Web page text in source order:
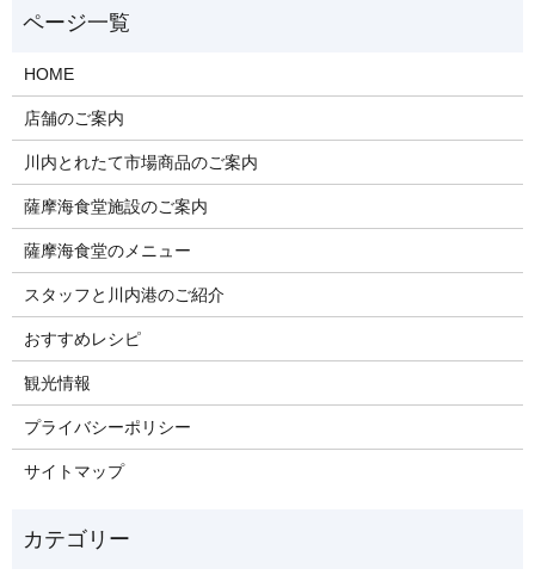
HOME
店舗のご案内
川内とれたて市場商品のご案内
薩摩海食堂施設のご案内
薩摩海食堂のメニュー
スタッフと川内港のご紹介
おすすめレシピ
観光情報
プライバシーポリシー
サイトマップ